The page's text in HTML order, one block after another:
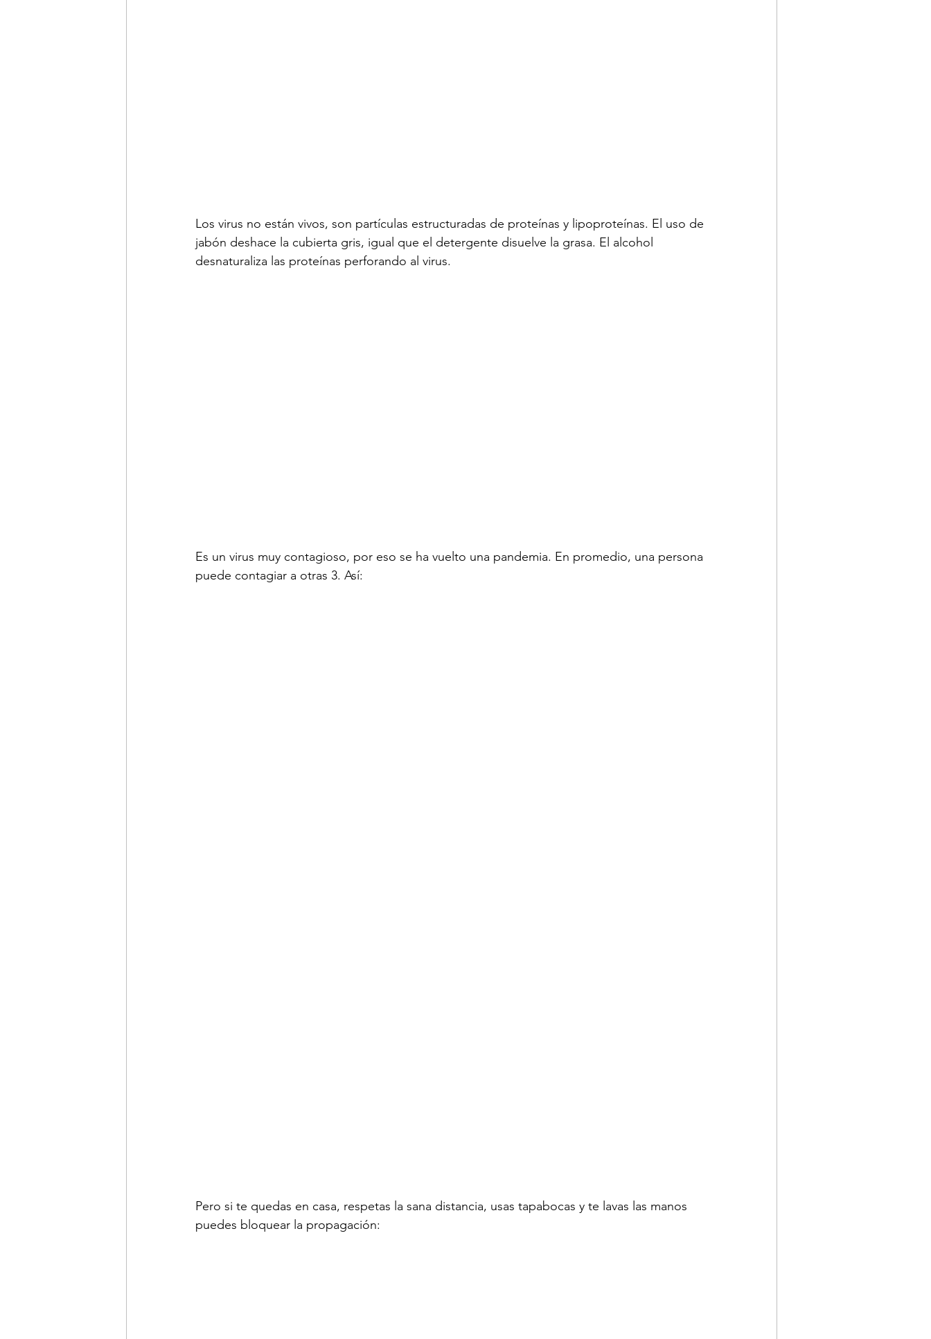
Los virus no están vivos, son partículas estructuradas de proteínas y lipoproteínas. El uso de
jabón deshace la cubierta gris, igual que el detergente disuelve la grasa. El alcohol
desnaturaliza las proteínas perforando al virus.
Es un virus muy contagioso, por eso se ha vuelto una pandemia. En promedio, una persona
puede contagiar a otras 3. Así:
Pero si te quedas en casa, respetas la sana distancia, usas tapabocas y te lavas las manos
puedes bloquear la propagación: